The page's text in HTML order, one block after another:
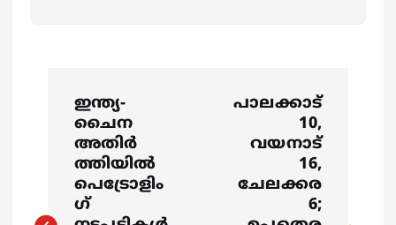
ഇന്ത്യ-
ചൈന
അതിർ
ത്തിയിൽ
പെട്രോളിം
ഗ്
പാലക്കാട്
10,
വയനാട്
16,
ചേലക്കര
6;